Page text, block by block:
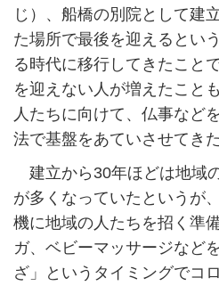
じ）、船橋の別院として建
た場所で最後を迎えるとい
る時代に移行してきたこと
を迎えない人が増えたこと
人たちに向けて、仏事など
法で基盤をあていさせてきた
建立から30年ほどは地域
が多くなっていたというが
機に地域の人たちを招く準
ガ、ベビーマッサージなど
ざ」というタイミングでコ